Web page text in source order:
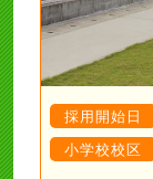
採用開始日
小学校校区